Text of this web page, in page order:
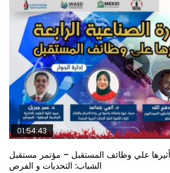
01:54:43
تأثيرها علي وظائف المستقبل – مؤتمر مستقبل
الشباب: التحديات و الفرص